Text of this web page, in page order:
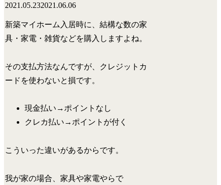
2021.05.232021.06.06
新築マイホーム入居時に、結構な数の家
具・家電・雑貨などを購入しますよね。
その支払方法なんですが、
クレジットカ
ードを使わないと損です。
現金払い→ポイントなし
クレカ払い→ポイントが付く
こういった違いがあるからです。
我が家の場合、家具や家電やらで